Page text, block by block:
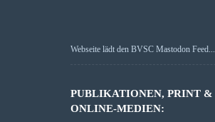
Webseite lädt den BVSC Mastodon Feed...
PUBLIKATIONEN, PRINT &
ONLINE-MEDIEN: